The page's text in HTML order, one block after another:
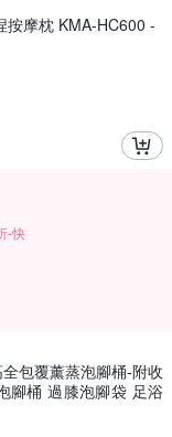
按摩枕 KMA-HC600 -
-快
包覆薰蒸泡腳桶-附收
腳桶 過膝泡腳袋 足浴